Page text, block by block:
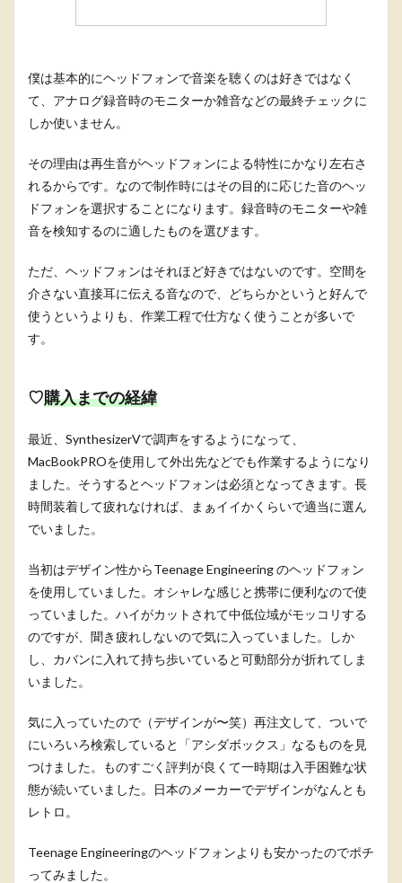
僕は基本的にヘッドフォンで音楽を聴くのは好きではなく
て、アナログ録音時のモニターか雑音などの最終チェックに
しか使いません。
その理由は再生音がヘッドフォンによる特性にかなり左右さ
れるからです。なので制作時にはその目的に応じた音のヘッ
ドフォンを選択することになります。録音時のモニターや雑
音を検知するのに適したものを選びます。
ただ、ヘッドフォンはそれほど好きではないのです。空間を
介さない直接耳に伝える音なので、どちらかというと好んで
使うというよりも、作業工程で仕方なく使うことが多いで
す。
♡購入までの経緯
最近、SynthesizerVで調声をするようになって、
MacBookPROを使用して外出先などでも作業するようになり
ました。そうするとヘッドフォンは必須となってきます。長
時間装着して疲れなければ、まぁイイかくらいで適当に選ん
でいました。
当初はデザイン性からTeenage Engineering のヘッドフォン
を使用していました。オシャレな感じと携帯に便利なので使
っていました。ハイがカットされて中低位域がモッコリする
のですが、聞き疲れしないので気に入っていました。しか
し、カバンに入れて持ち歩いていると可動部分が折れてしま
いました。
気に入っていたので（デザインが〜笑）再注文して、ついで
にいろいろ検索していると「アシダボックス」なるものを見
つけました。ものすごく評判が良くて一時期は入手困難な状
態が続いていました。日本のメーカーでデザインがなんとも
レトロ。
Teenage Engineeringのヘッドフォンよりも安かったのでポチ
ってみました。